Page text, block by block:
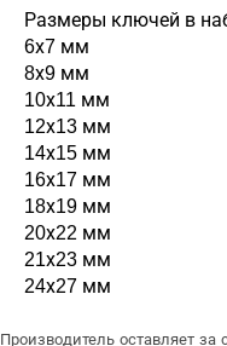
Размеры ключей в
6х7 мм
8х9 мм
10х11 мм
12х13 мм
14х15 мм
16х17 мм
18х19 мм
20х22 мм
21х23 мм
24х27 мм
Производитель оставляет